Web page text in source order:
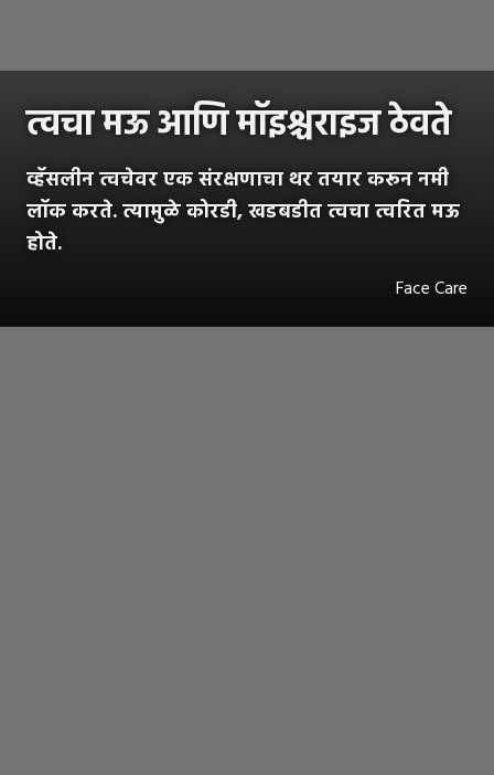
त्वचा मऊ आणि मॉइश्चराइज ठेवते
व्हॅसलीन त्वचेवर एक संरक्षणाचा थर तयार करून नमी
लॉक करते. त्यामुळे कोरडी, खडबडीत त्वचा त्वरित मऊ
होते.
Face Care